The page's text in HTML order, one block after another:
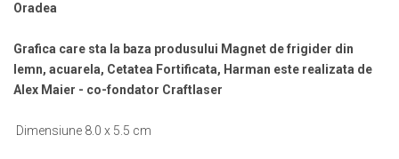
Muzeul National de Istorie a Romaniei
Orase si zone istorice
Brasov
Cluj Napoca
Suport pahare suvenir
Suport pahare suvenir din pluta
Tablou suvenir
Tablouri gravate
Oradea
Grafica care sta la baza produsului Magnet de frigider din
lemn, acuarela, Cetatea Fortificata, Harman este realizata de
Alex Maier - co-fondator Craftlaser
Dimensiune 8.0 x 5.5 cm